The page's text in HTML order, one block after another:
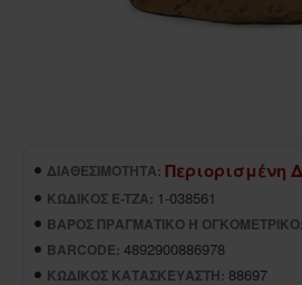
ΔΙΑΘΕΣΙΜΌΤΗΤΑ: Περιορισμένη
ΚΩΔΙΚΌΣ E-TZA: 1-038561
ΒΆΡΟΣ ΠΡΑΓΜΑΤΙΚΌ Ή ΟΓΚΟΜΕΤΡΙΚΌ:
BARCODE: 4892900886978
ΚΩΔΙΚΌΣ ΚΑΤΑΣΚΕΥΑΣΤΉ: 88697